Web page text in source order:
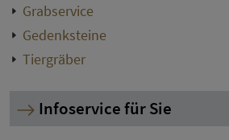
Grabservice
Gedenksteine
Tiergräber
Infoservice für Sie